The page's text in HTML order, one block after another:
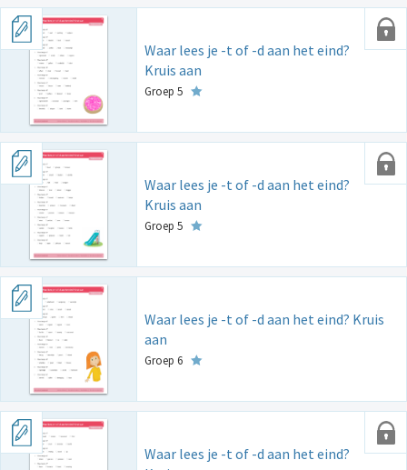
Waar lees je -t of -d aan het eind?
Kruis aan
Groep 5
Waar lees je -t of -d aan het eind?
Kruis aan
Groep 5
Waar lees je -t of -d aan het eind? Kruis
aan
Groep 6
Waar lees je -t of -d aan het eind?